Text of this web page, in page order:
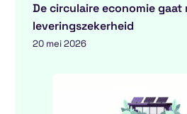
De circulaire economie gaat
leveringszekerheid
20 mei 2026